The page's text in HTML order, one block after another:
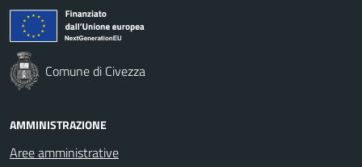
Comune di Civezza
AMMINISTRAZIONE
Aree amministrative